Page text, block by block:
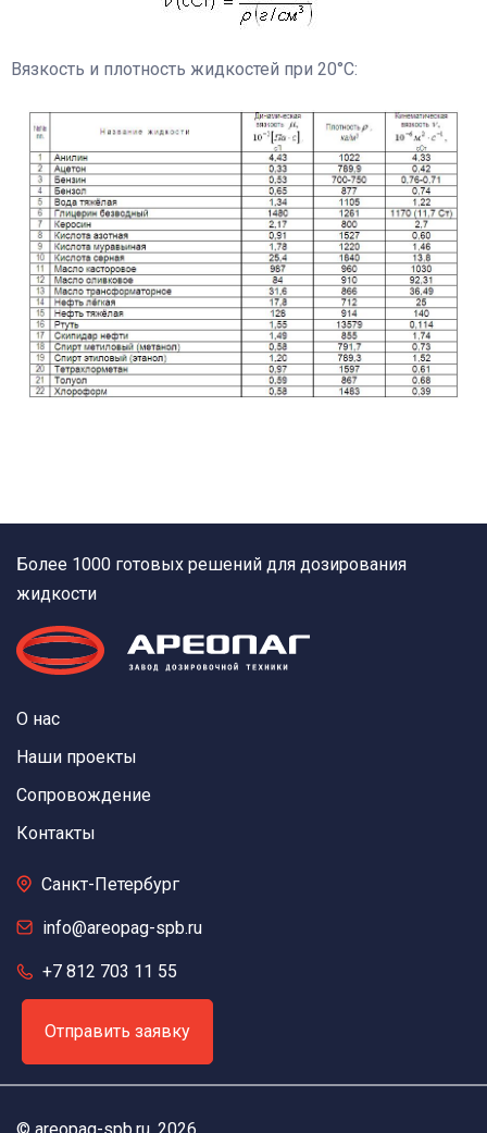
Вязкость и плотность жидкостей при 20°С:
Более 1000 готовых решений для дозирования
жидкости
О нас
Наши проекты
Сопровождение
Контакты
Санкт-Петербург
info@areopag-spb.ru
+7 812 703 11 55
Отправить заявку